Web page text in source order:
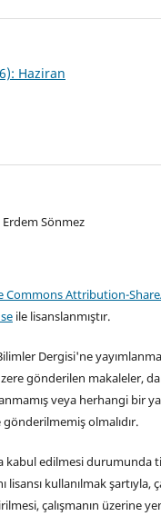
Haziran
Erdem Sönmez
Commons Attribution-
ile lisanslanmıştır.
Dergisi'ne
gönderilen makaleler,
veya herhangi bir
olmalıdır.
kabul edilmesi durumunda
lisansı kullanılmak şartıyla,
çalışmanın üzerine